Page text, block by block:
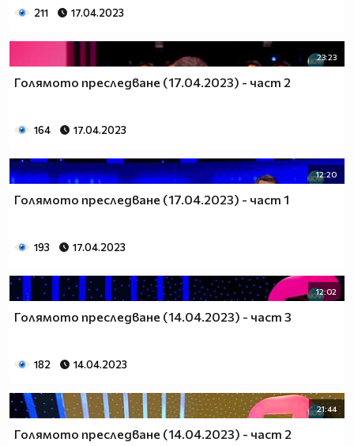
211 17.04.2023
23:23
Голямото преследване (17.04.2023) - част 2
164 17.04.2023
12:20
Голямото преследване (17.04.2023) - част 1
193 17.04.2023
12:02
Голямото преследване (14.04.2023) - част 3
182 14.04.2023
21:44
Голямото преследване (14.04.2023) - част 2